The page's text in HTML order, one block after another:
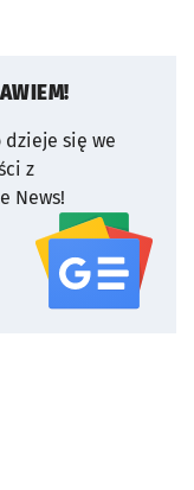
dzieje się we
z
News!
serwisu